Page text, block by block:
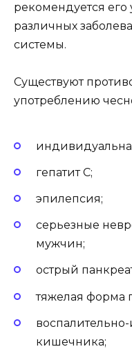
рекомендуется
различных
системы.
Существуют
употреблению
гепатит С;
эпилепсия;
серьезные
мужчин;
острый
тяжелая форма
кишечника;